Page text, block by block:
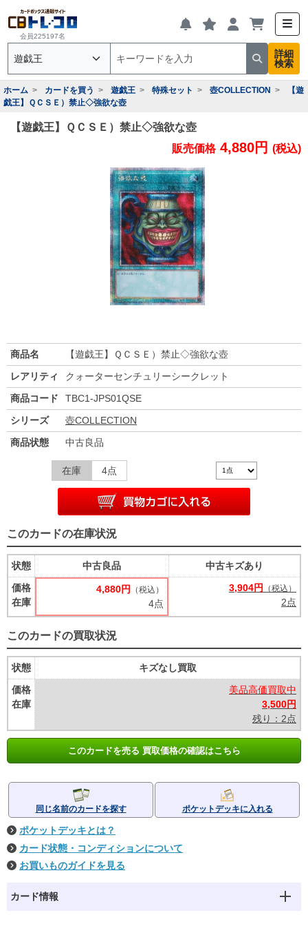
会員225197名
詳細
検索
ホーム カードを買う 遊戯王 特殊セット 壺COLLECTION
【遊
戯王】ＱＣＳＥ）禁止◇強欲な壺
【遊戯王】ＱＣＳＥ）禁止◇強欲な壺
販売価格 4,880円 (税込)
商品名
【遊戯王】ＱＣＳＥ）禁止◇強欲な壺
レアリティ
クォーターセンチュリーシークレット
商品コード
TBC1-JPS01QSE
シリーズ
壺COLLECTION
商品状態
中古良品
在庫 4点
このカードの在庫状況
状態
価格
在庫
中古良品
4,880円 （税込）
4点
中古キズあり
3,904円
（税込）
2点
このカードの買取状況
状態
価格
在庫
キズなし買取
美品高価買取中
3,500円
残り：2点
このカードを売る 買取価格の確認はこちら
同じ名前のカードを探す ポケットデッキに入れる
ポケットデッキとは？
カード状態・コンディションについて
お買いものガイドを見る
カード情報